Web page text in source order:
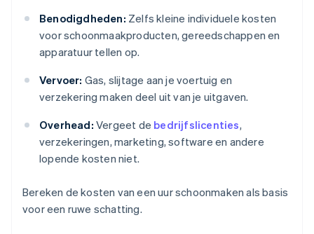
Benodigdheden: Zelfs kleine individuele kosten
voor schoonmaakproducten, gereedschappen en
apparatuur tellen op.
Vervoer: Gas, slijtage aan je voertuig en
verzekering maken deel uit van je uitgaven.
Overhead: Vergeet de bedrijfslicenties,
verzekeringen, marketing, software en andere
lopende kosten niet.
Bereken de kosten van een uur schoonmaken als basis
voor een ruwe schatting.